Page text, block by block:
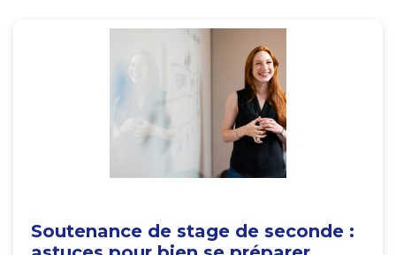
Soutenance de stage de seconde :